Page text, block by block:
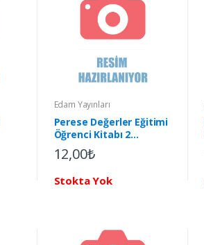
Edam Yayınları
Perese Değerler Eğitimi
Öğrenci Kitabı 2
Yardımseverlik
12,00₺
Stokta Yok